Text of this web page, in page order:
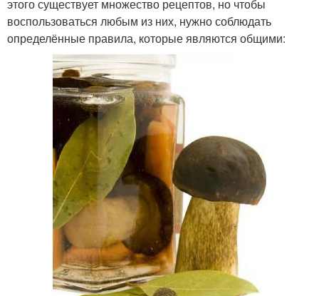
этого существует множество рецептов, но чтобы
воспользоваться любым из них, нужно соблюдать
определённые правила, которые являются общими: